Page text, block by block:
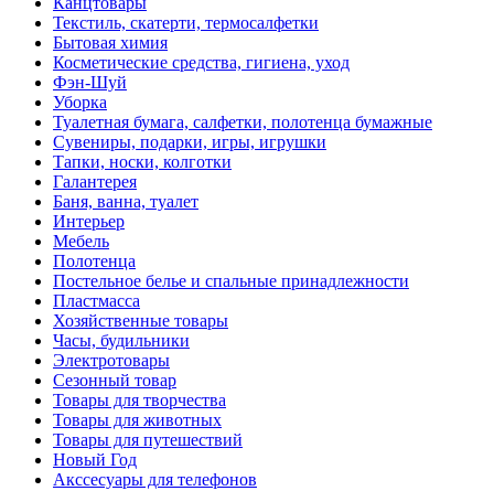
Текстиль, скатерти, термосалфетки
Бытовая химия
Косметические средства, гигиена, уход
Фэн-Шуй
Уборка
Туалетная бумага, салфетки, полотенца бумажные
Сувениры, подарки, игры, игрушки
Тапки, носки, колготки
Галантерея
Баня, ванна, туалет
Интерьер
Мебель
Полотенца
Постельное белье и спальные принадлежности
Пластмасса
Хозяйственные товары
Часы, будильники
Электротовары
Сезонный товар
Товары для творчества
Товары для животных
Товары для путешествий
Новый Год
Акссесуары для телефонов